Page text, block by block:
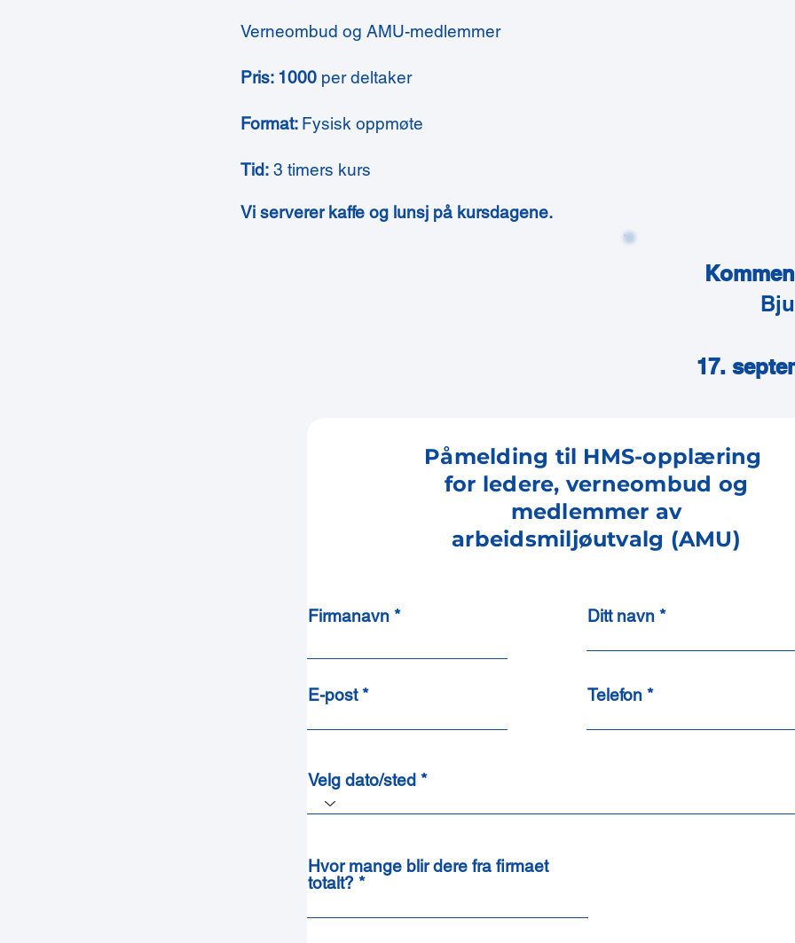
Verneombud og AMU-medlemmer
Pris: 1000 per deltaker
Format: Fysisk oppmøte
Tid: 3 timers kurs
Vi serverer kaffe og lunsj på kursdagene.
17.
Påmelding til HMS-opplæring
for ledere, verneombud og
medlemmer av
arbeidsmiljøutvalg (AMU)
Firmanavn
E-post
Ditt navn
Telefon
Velg dato/sted
Hvor mange blir dere fra firmaet
totalt?